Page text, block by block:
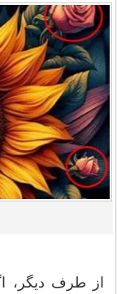
از طرف دیگر،